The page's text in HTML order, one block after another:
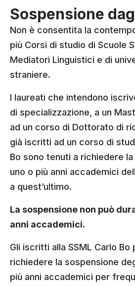
Sospensione
Non è consentita la
più Corsi di studio di Scuole
Mediatori Linguistici e di
straniere.
I laureati che intendono
di specializzazione, a un
ad un corso di Dottorato di
già iscritti ad un corso di
Bo sono tenuti a richiedere
uno o più anni accademici
a quest’ultimo.
La sospensione non può
anni accademici.
Gli iscritti alla SSML Carlo Bo
richiedere la sospensione
più anni accademici per